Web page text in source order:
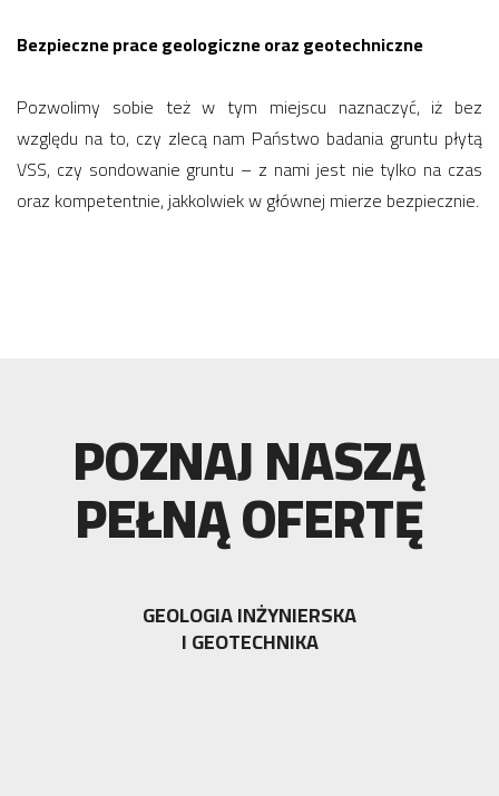
Bezpieczne prace geologiczne oraz geotechniczne
Pozwolimy sobie też w tym miejscu naznaczyć, iż bez
względu na to, czy zlecą nam Państwo badania gruntu płytą
VSS, czy sondowanie gruntu – z nami jest nie tylko na czas
oraz kompetentnie, jakkolwiek w głównej mierze bezpiecznie.
POZNAJ NASZĄ
PEŁNĄ OFERTĘ
GEOLOGIA INŻYNIERSKA
I GEOTECHNIKA